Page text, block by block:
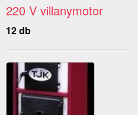
220 V villanymotor
12 db